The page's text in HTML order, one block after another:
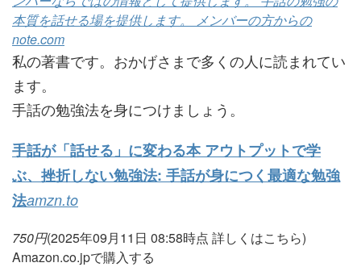
本質を話せる場を提供します。 メンバーの方からの
note.com
私の著書です。おかげさまで多くの人に読まれてい
ます。
手話の勉強法を身につけましょう。
手話が「話せる」に変わる本 アウトプットで学
ぶ、挫折しない勉強法: 手話が身につく最適な勉強
法amzn.to
750円(2025年09月11日 08:58時点 詳しくはこちら)
Amazon.co.jpで購入する